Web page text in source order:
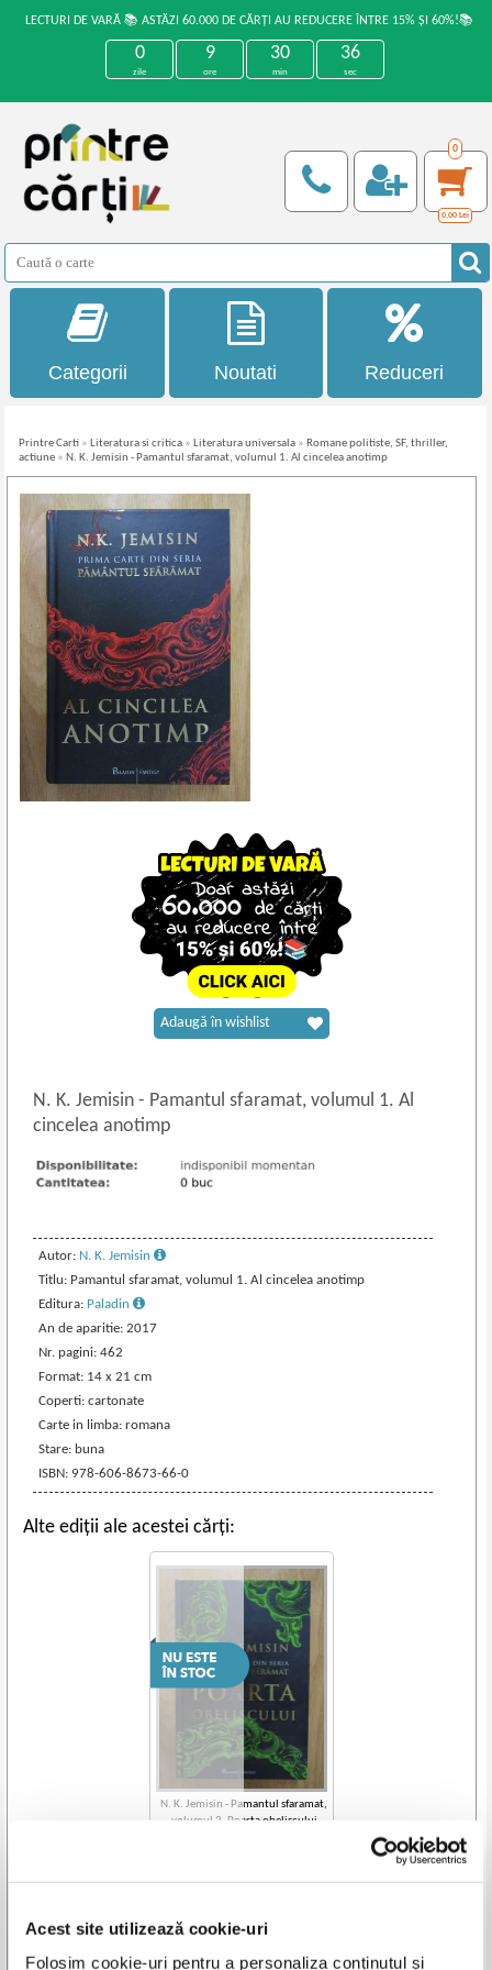
Acest site utilizează cookie-uri
Folosim cookie-uri pentru a personaliza conținutul și
LECTURI DE VARĂ 📚 ASTĂZI 60.000 DE CĂRȚI AU REDUCERE ÎNTRE 15% ȘI 60%!📚
0
zile
9
ore
30
min
36
sec
0
0,00 Lei
Categorii Noutati Reduceri
Printre Carti » Literatura si critica » Literatura universala » Romane politiste, SF, thriller,
actiune » N. K. Jemisin - Pamantul sfaramat, volumul 1. Al cincelea anotimp
N. K. Jemisin- Pamantul sfaramat, volumul 1. Al
cincelea anotimp
Autor: N. K. Jemisin
Titlu: Pamantul sfaramat, volumul 1. Al cincelea anotimp
Editura: Paladin
An de aparitie: 2017
Nr. pagini: 462
Format: 14 x 21 cm
Coperti: cartonate
Carte in limba: romana
Stare: buna
ISBN: 978-606-8673-66-0
Adaugă în wishlist
Alte ediții ale acestei cărți:
N. K. Jemisin - Pamantul sfaramat,
volumul 2. Poarta obeliscului
Vezi toate edițiile »